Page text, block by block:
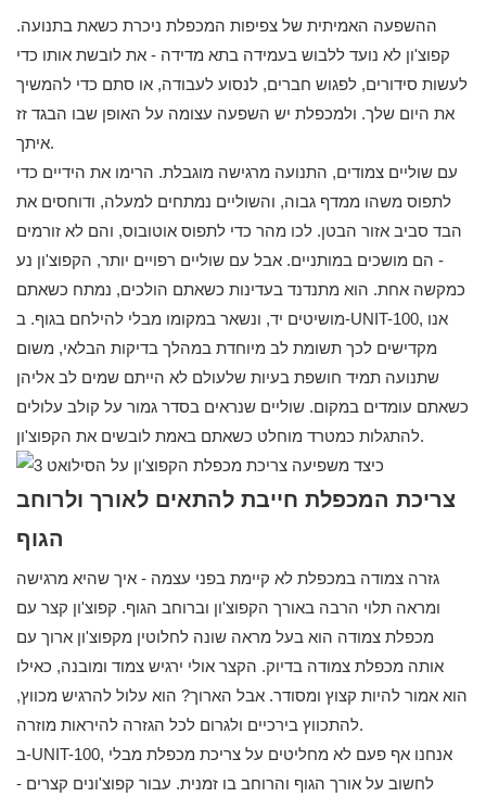
ההשפעה האמיתית של צפיפות המכפלת ניכרת כשאת בתנועה.
קפוצ'ון לא נועד ללבוש בעמידה בתא מדידה - את לובשת אותו כדי
לעשות סידורים, לפגוש חברים, לנסוע לעבודה, או סתם כדי להמשיך
את היום שלך. ולמכפלת יש השפעה עצומה על האופן שבו הבגד זז
איתך.
עם שוליים צמודים, התנועה מרגישה מוגבלת. הרימו את הידיים כדי
לתפוס משהו ממדף גבוה, והשוליים נמתחים למעלה, ודוחסים את
הבד סביב אזור הבטן. לכו מהר כדי לתפוס אוטובוס, והם לא זורמים
- הם מושכים במותניים. אבל עם שוליים רפויים יותר, הקפוצ'ון נע
כמקשה אחת. הוא מתנדנד בעדינות כשאתם הולכים, נמתח כשאתם
מושיטים יד, ונשאר במקומו מבלי להילחם בגוף. ב-UNIT-100, אנו
מקדישים לכך תשומת לב מיוחדת במהלך בדיקות הבלאי, משום
שתנועה תמיד חושפת בעיות שלעולם לא הייתם שמים לב אליהן
כשאתם עומדים במקום. שוליים שנראים בסדר גמור על קולב עלולים
להתגלות כמטרד מוחלט כשאתם באמת לובשים את הקפוצ'ון.
צריכת המכפלת חייבת להתאים לאורך ולרוחב
הגוף
גזרה צמודה במכפלת לא קיימת בפני עצמה - איך שהיא מרגישה
ומראה תלוי הרבה באורך הקפוצ'ון וברוחב הגוף. קפוצ'ון קצר עם
מכפלת צמודה הוא בעל מראה שונה לחלוטין מקפוצ'ון ארוך עם
אותה מכפלת צמודה בדיוק. הקצר אולי ירגיש צמוד ומובנה, כאילו
הוא אמור להיות קצוץ ומסודר. אבל הארוך? הוא עלול להרגיש מכווץ,
להתכווץ בירכיים ולגרום לכל הגזרה להיראות מוזרה.
ב-UNIT-100, אנחנו אף פעם לא מחליטים על צריכת מכפלת מבלי
לחשוב על אורך הגוף והרוחב בו זמנית. עבור קפוצ'ונים קצרים -